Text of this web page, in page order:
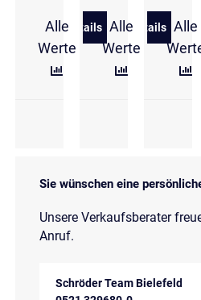
Alle
Werte
Details
zu Hyundai BAYON
Alle
Werte
Details
zu Alle
Sie wünschen eine
Unsere Verkaufsberater
Anruf.
Schröder Team Bielefeld